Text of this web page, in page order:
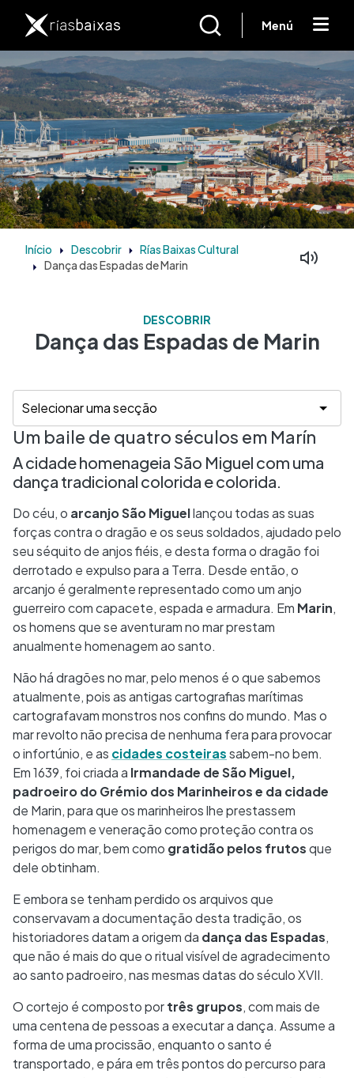
Menú
Início Descobrir Rías Baixas Cultural
Dança das Espadas de Marin
DESCOBRIR
Dança das Espadas de Marin
Um baile de quatro séculos em Marín
A cidade homenageia São Miguel com uma
dança tradicional colorida e colorida.
Do céu, o arcanjo São Miguellançou todas as suas
forças contra o dragão e os seus soldados, ajudado pelo
seu séquito de anjos fiéis, e desta forma o dragão foi
derrotado e expulso para a Terra. Desde então, o
arcanjo é geralmente representado como um anjo
guerreiro com capacete, espada e armadura. Em Marin,
os homens que se aventuram no mar prestam
anualmente homenagem ao santo.
Não há dragões no mar, pelo menos é o que sabemos
atualmente, pois as antigas cartografias marítimas
cartografavam monstros nos confins do mundo. Mas o
mar revolto não precisa de nenhuma fera para provocar
o infortúnio, e as cidades costeirassabem-no bem.
Em 1639, foi criada a Irmandade de São Miguel,
padroeiro do Grémio dos Marinheiros e da cidade
de Marin, para que os marinheiros lhe prestassem
homenagem e veneração como proteção contra os
perigos do mar, bem como gratidão pelos frutosque
dele obtinham.
E embora se tenham perdido os arquivos que
conservavam a documentação desta tradição, os
historiadores datam a origem da dança das Espadas,
que não é mais do que o ritual visível de agradecimento
ao santo padroeiro, nas mesmas datas do século XVII.
O cortejo é composto portrês grupos, com mais de
uma centena de pessoas a executar a dança. Assume a
forma de uma procissão, enquanto o santo é
transportado, e pára em três pontos do percurso para